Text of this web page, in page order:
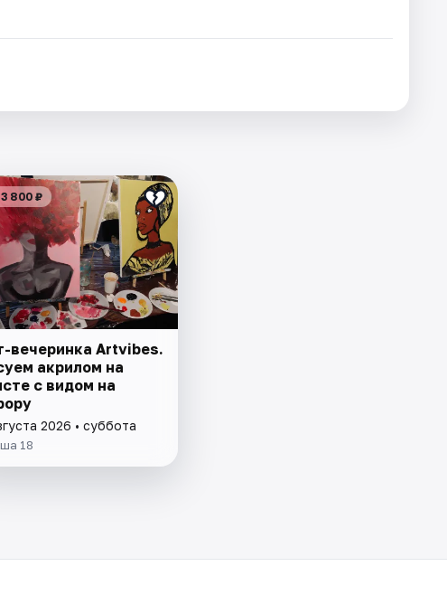
800 ₽
вечеринка Artvibes.
акрилом на
с видом на
2026 • суббота
18